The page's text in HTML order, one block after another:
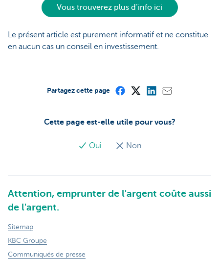
Vous trouverez plus d’info ici
Le présent article est purement informatif et ne constitue
en aucun cas un conseil en investissement.
Cette page est-elle utile pour vous?
Oui Non
Partagez cette page
Attention, emprunter de l'argent coûte aussi
de l'argent.
Sitemap
KBC Groupe
Communiqués de presse